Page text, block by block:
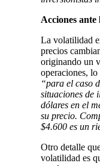
Acciones
La volatilidad
precios
originando un
operaciones,
“para el caso
situaciones de
dólares en el
su precio.
$4.600 es un
Otro detalle
volatilidad es